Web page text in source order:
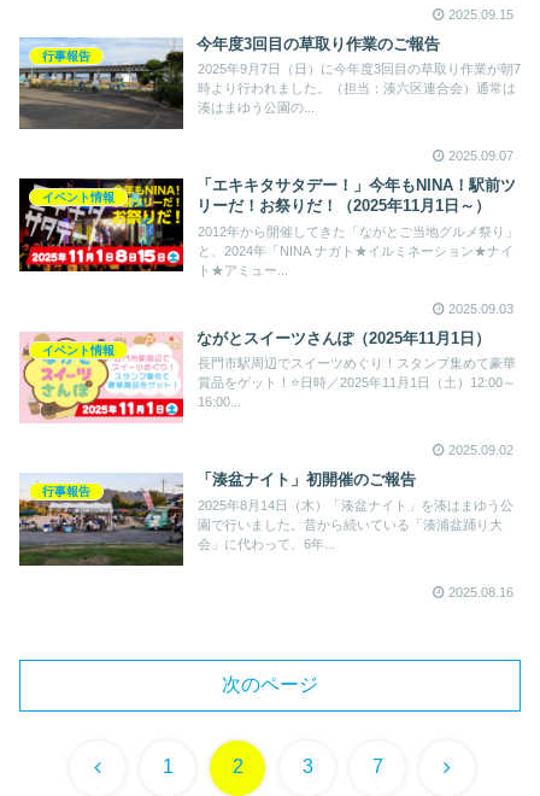
2025.09.15
行事報告
今年度3回目の草取り作業のご報告
2025年9月7日（日）に今年度3回目の草取り作業が朝7
時より行われました。（担当：湊六区連合会）通常は
湊はまゆう公園の...
2025.09.07
イベント情報
「エキキタサタデー！」今年もNINA！駅前ツ
リーだ！お祭りだ！（2025年11月1日～）
2012年から開催してきた「ながとご当地グルメ祭り」
と、2024年「NINA ナガト★イルミネーション★ナイ
ト★アミュー...
2025.09.03
イベント情報
ながとスイーツさんぽ（2025年11月1日）
長門市駅周辺でスイーツめぐり！スタンプ集めて豪華
賞品をゲット！⭐️日時／2025年11月1日（土）12:00～
16:00...
2025.09.02
行事報告
「湊盆ナイト」初開催のご報告
2025年8月14日（木）「湊盆ナイト」を湊はまゆう公
園で行いました。昔から続いている「湊浦盆踊り大
会」に代わって、6年...
2025.08.16
次のページ
前 1 2 3 7 次